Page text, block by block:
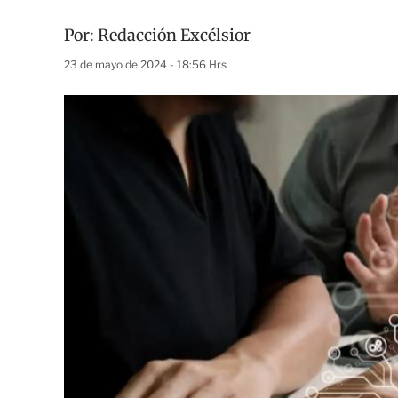
Por: Redacción Excélsior
23 de mayo de 2024 - 18:56 Hrs